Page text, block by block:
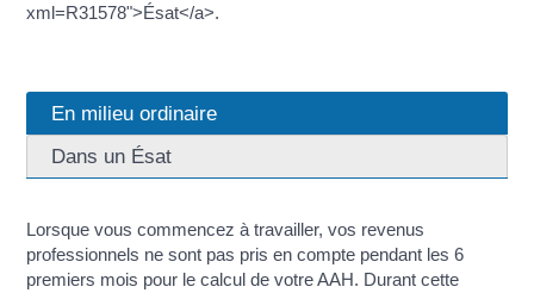
xml=R31578">Ésat</a>.
En milieu ordinaire
Dans un Ésat
Lorsque vous commencez à travailler, vos revenus
professionnels ne sont pas pris en compte pendant les 6
premiers mois pour le calcul de votre AAH. Durant cette